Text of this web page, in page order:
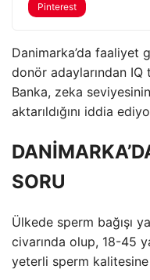
Pinterest
Danimarka’da faaliyet
donör adaylarından IQ
Banka, zeka
aktarıldığını iddia
SORU
Ülkede sperm bağışı
civarında olup, 18-45
yeterli sperm